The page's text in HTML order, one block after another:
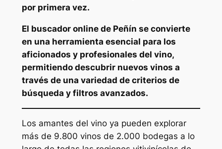
por primera vez.
El buscador online de Peñín se convierte
en una herramienta esencial para los
aficionados y profesionales del vino,
permitiendo descubrir nuevos vinos a
través de una variedad de criterios de
búsqueda y filtros avanzados.
Los amantes del vino ya pueden explorar
más de 9.800 vinos de 2.000 bodegas a lo